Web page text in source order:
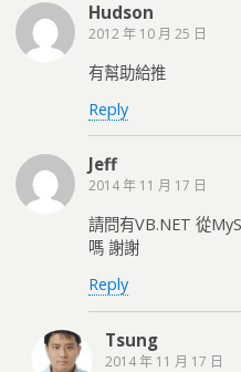
Hudson
2012 年 10 月 25 日
有幫助給推
Reply
Jeff
2014 年 11 月 17 日
請問有VB.NET 從
嗎 謝謝
Reply
Tsung
2014 年 11 月 17 日